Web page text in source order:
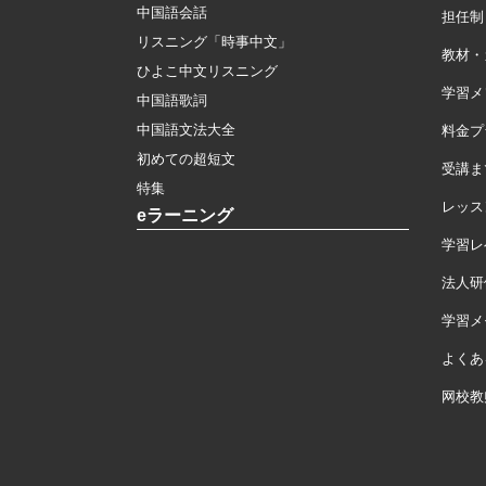
中国語会話
リスニング「時事中文」
ひよこ中文リスニング
中国語歌詞
中国語文法大全
初めての超短文
特集
eラーニング
担任
教材
学習
料金
受講
レッ
学習
法人
学習
よく
网校